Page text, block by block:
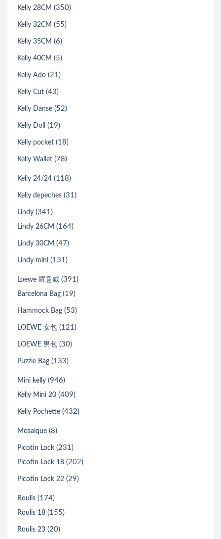
Kelly 28CM (350)
Kelly 32CM (55)
Kelly 35CM (6)
Kelly 40CM (5)
Kelly Ado (21)
Kelly Cut (43)
Kelly Danse (52)
Kelly Doll (19)
Kelly pocket (18)
Kelly Wallet (78)
Kelly 24/24 (118)
Kelly depeches (31)
Lindy (341)
Lindy 26CM (164)
Lindy 30CM (47)
Lindy mini (131)
Loewe 羅意威 (391)
Barcelona Bag (19)
Hammock Bag (53)
LOEWE 女包 (121)
LOEWE 男包 (30)
Puzzle Bag (133)
Mini kelly (946)
Kelly Mini 20 (409)
Kelly Pochette (432)
Mosaique (8)
Picotin Lock (231)
Picotin Lock 18 (202)
Picotin Lock 22 (29)
Roulis (174)
Roulis 18 (155)
Roulis 23 (20)